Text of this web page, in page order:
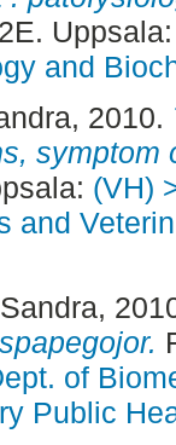
and
, 2010.
symptom
(VH)
and
,
of
Public